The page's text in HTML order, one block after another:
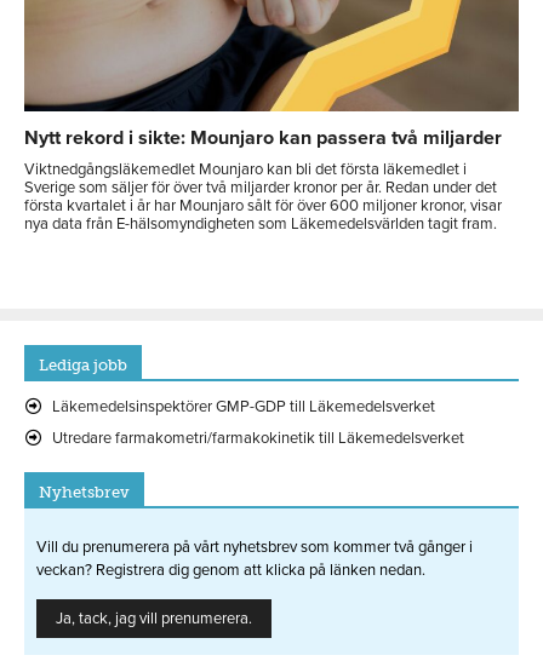
Nytt rekord i sikte: Mounjaro kan passera två miljarder
Viktnedgångsläkemedlet Mounjaro kan bli det första läkemedlet i
Sverige som säljer för över två miljarder kronor per år. Redan under det
första kvartalet i år har Mounjaro sålt för över 600 miljoner kronor, visar
nya data från E-hälsomyndigheten som Läkemedelsvärlden tagit fram.
Lediga jobb
Läkemedelsinspektörer GMP-GDP till Läkemedelsverket
Utredare farmakometri/farmakokinetik till Läkemedelsverket
Nyhetsbrev
Vill du prenumerera på vårt nyhetsbrev som kommer två gånger i
veckan? Registrera dig genom att klicka på länken nedan.
Ja, tack, jag vill prenumerera.